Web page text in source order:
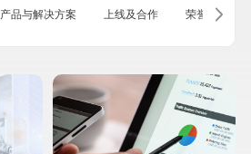
Malaysia
Thailand
Turkey
产品与解决方案 上线及合作 荣誉及资质